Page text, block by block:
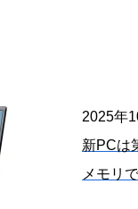
2025年
新PCは
メモリで